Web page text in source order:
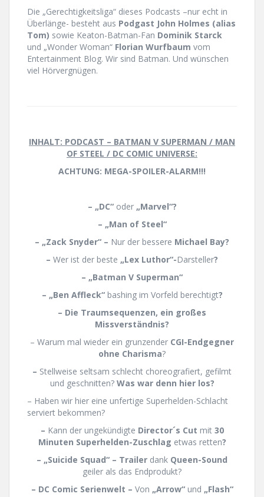
Die „Gerechtigkeitsliga“ dieses Podcasts –nur echt in
Überlänge- besteht aus Podgast John Holmes (alias
Tom) sowie Keaton-Batman-Fan Dominik Starck
und „Wonder Woman“ Florian Wurfbaum vom
Entertainment Blog. Wir sind Batman. Und wünschen
viel Hörvergnügen.
INHALT: PODCAST – BATMAN V SUPERMAN / MAN
OF STEEL / DC COMIC UNIVERSE:
ACHTUNG: MEGA-SPOILER-ALARM!!!
– „DC“ oder„Marvel“?
– „Man of Steel“
– „Zack Snyder“ – Nur der bessere Michael Bay?
– Wer ist der beste „Lex Luthor“-Darsteller?
– „Batman V Superman“
– „Ben Affleck“ bashing im Vorfeld berechtigt?
– Die Traumsequenzen, ein großes
Missverständnis?
– Warum mal wieder ein grunzender CGI-Endgegner
ohne Charisma?
– Stellweise seltsam schlecht choreografiert, gefilmt
und geschnitten?Was war denn hier los?
– Haben wir hier eine unfertige Superhelden-Schlacht
serviert bekommen?
– Kann der ungekündigte Director´s Cut mit30
Minuten Superhelden-Zuschlag etwas retten?
– „Suicide Squad“ – Trailer dank Queen-Sound
geiler als das Endprodukt?
– DC Comic Serienwelt – Von „Arrow“ und „Flash“